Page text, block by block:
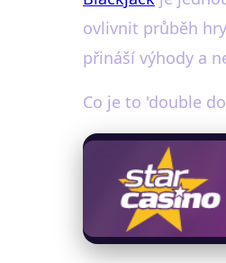
ovlivnit průběh
přináší výhody a
Co je to 'double